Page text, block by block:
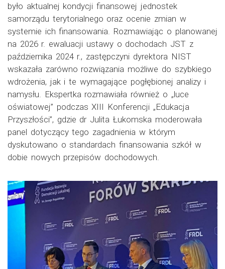
było aktualnej kondycji finansowej jednostek
samorządu terytorialnego oraz ocenie zmian w
systemie ich finansowania. Rozmawiając o planowanej
na 2026 r. ewaluacji ustawy o dochodach JST z
października 2024 r., zastępczyni dyrektora NIST
wskazała zarówno rozwiązania możliwe do szybkiego
wdrożenia, jak i te wymagające pogłębionej analizy i
namysłu. Ekspertka rozmawiała również o „luce
oświatowej” podczas XIII Konferencji „Edukacja
Przyszłości”, gdzie dr Julita Łukomska moderowała
panel dotyczący tego zagadnienia w którym
dyskutowano o standardach finansowania szkół w
dobie nowych przepisów dochodowych.